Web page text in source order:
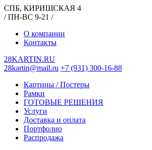
СПБ, КИРИШСКАЯ 4
/ ПН-ВС 9-21 /
О компании
Контакты
28KARTIN.RU
28kartin@mail.ru +7 (931) 300-16-88
Картины / Постеры
Рамки
ГОТОВЫЕ РЕШЕНИЯ
Услуги
Доставка и оплата
Портфолио
Распродажа